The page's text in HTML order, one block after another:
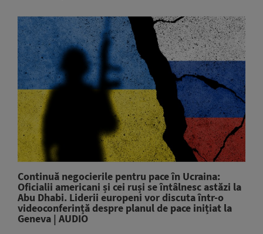
Continuă negocierile pentru pace în Ucraina:
Oficialii americani și cei ruși se întâlnesc astăzi la
Abu Dhabi. Liderii europeni vor discuta într-o
videoconferință despre planul de pace inițiat la
Geneva | AUDIO